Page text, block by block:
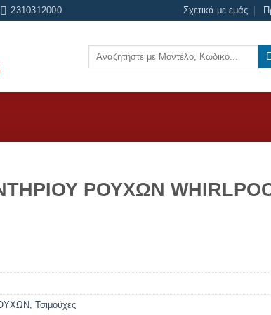
2310312000 Σχετικά με εμάς
Αναζήτηση
ΡΟΥΧΩΝ
Τσιμούχες